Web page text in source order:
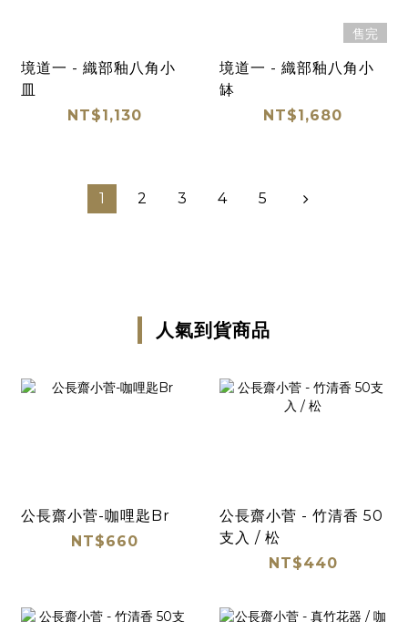
境道一 - 織部釉八角小
皿
NT$1,130
售完
境道一 - 織部釉八角小
缽
NT$1,680
1 2 3 4 5
人氣到貨商品
公長齋小菅-咖哩匙Br
NT$660
公長齋小菅 - 竹清香 50
支入 / 松
NT$440